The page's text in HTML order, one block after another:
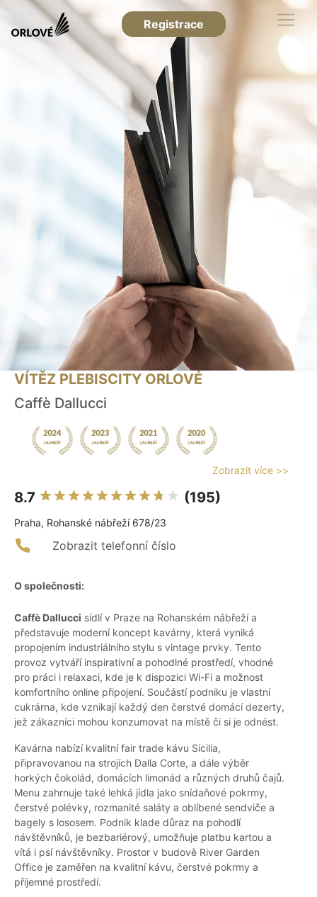
Registrace
VÍTĚZ PLEBISCITY ORLOVÉ
Caffè Dallucci
Zobrazit více >>
8.7 (195)
Praha, Rohanské nábřeží 678/23
Zobrazit telefonní číslo
O společnosti:
Caffè Dallucci sídlí v Praze na Rohanském nábřeží a
představuje moderní koncept kavárny, která vyniká
propojením industriálního stylu s vintage prvky. Tento
provoz vytváří inspirativní a pohodlné prostředí, vhodné
pro práci i relaxaci, kde je k dispozici Wi-Fi a možnost
komfortního online připojení. Součástí podniku je vlastní
cukrárna, kde vznikají každý den čerstvé domácí dezerty,
jež zákazníci mohou konzumovat na místě či si je odnést.
Kavárna nabízí kvalitní fair trade kávu Sicilia,
připravovanou na strojích Dalla Corte, a dále výběr
horkých čokolád, domácích limonád a různých druhů čajů.
Menu zahrnuje také lehká jídla jako snídaňové pokrmy,
čerstvé polévky, rozmanité saláty a oblíbené sendviče a
bagely s lososem. Podnik klade důraz na pohodlí
návštěvníků, je bezbariérový, umožňuje platbu kartou a
vítá i psí návštěvníky. Prostor v budově River Garden
Office je zaměřen na kvalitní kávu, čerstvé pokrmy a
příjemné prostředí.